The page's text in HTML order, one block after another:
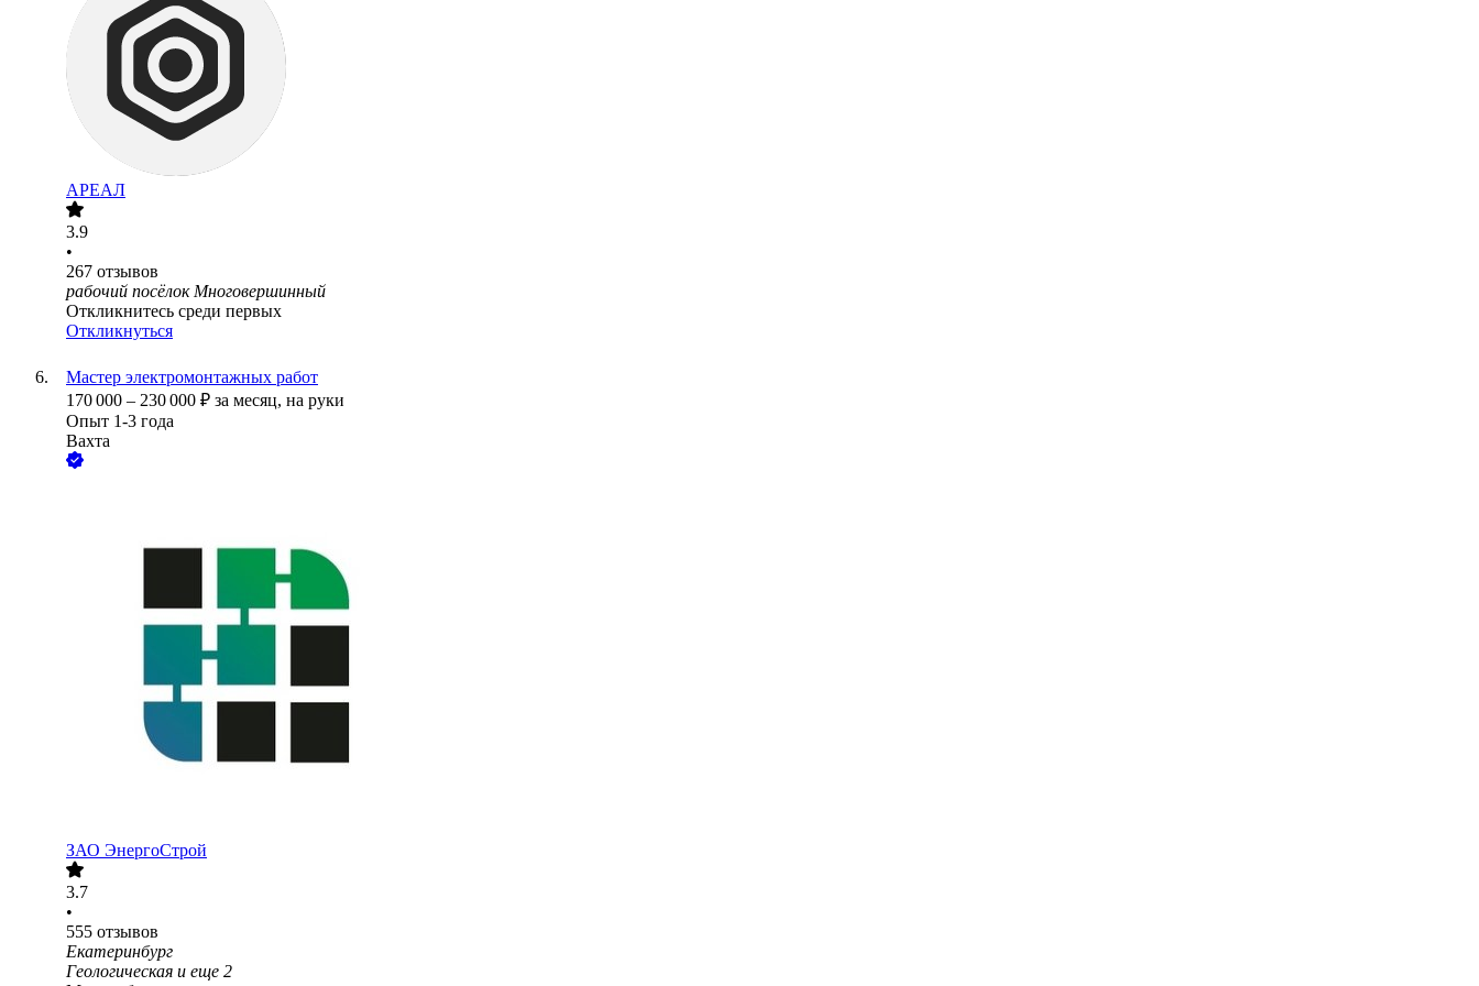
АРЕАЛ
3.9
•
267 отзывов
рабочий посёлок Многовершинный
Откликнитесь среди первых
Откликнуться
Мастер электромонтажных работ
170 000 – 230 000 ₽ за месяц, на руки
Опыт 1-3 года
Вахта
ЗАО ЭнергоСтрой
3.7
•
555 отзывов
Екатеринбург
Геологическая и еще 2